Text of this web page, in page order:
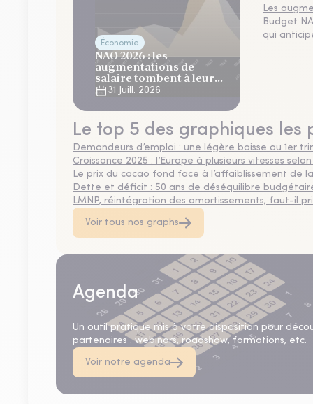
Économie
NAO 2026 : les
augmentations de
salaire tombent à leur
plus bas niveau depuis 4
ans
31 Juill. 2026
Les
Budget
qui
Le top 5 des graphiques les
Demandeurs d’emploi : une légère baisse au 1er
Croissance 2025 : l’Europe à plusieurs vitesses
Le prix du cacao fond face à l’affaiblissement de
Dette et déficit : 50 ans de déséquilibre
LMNP, réintégration des amortissements, faut-il
Voir tous nos graphs
Agenda
Un outil pratique mis à votre disposition pour
partenaires : webinars, roadshow, formations, etc.
Voir notre agenda